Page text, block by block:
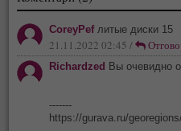
CoreyPefлитые диски 15
21.11.2022 02:45 /
Richardzed Вы очевидно
-------
https://gurava.ru/